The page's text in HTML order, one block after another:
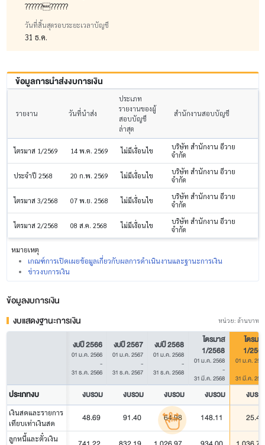
????????????
วันที่สิ้นสุดรอบระยะเวลาบัญชี
31 ธ.ค.
ข้อมูลการนำส่งงบการเงิน
รายงาน วันที่นำส่ง
ประเภท
รายงานของผู้
สอบบัญชี
ล่าสุด
สำนักงานสอบบัญชี
ไตรมาส 1/2569 14 พ.ค. 2569 ไม่มีเงื่อนไข
บริษัท สำนักงาน อีวาย
จำกัด
ประจำปี 2568 20 ก.พ. 2569 ไม่มีเงื่อนไข
บริษัท สำนักงาน อีวาย
จำกัด
ไตรมาส 3/2568 07 พ.ย. 2568 ไม่มีเงื่อนไข
บริษัท สำนักงาน อีวาย
จำกัด
ไตรมาส 2/2568 08 ส.ค. 2568 ไม่มีเงื่อนไข
บริษัท สำนักงาน อีวาย
จำกัด
หมายเหตุ
เกณฑ์การเปิดเผยข้อมูลเกี่ยวกับผลการดำเนินงานและฐานะการเงิน
ข่าวงบการเงิน
ข้อมูลงบการเงิน
งบแสดงฐานะการเงิน
หน่วย: ล้านบาท
งบปี 2566
01 ม.ค. 2566
-
31 ธ.ค. 2566
งบปี 2567
01 ม.ค. 2567
-
31 ธ.ค. 2567
งบปี 2568
01 ม.ค. 2568
-
31 ธ.ค. 2568
ไตรมาส
1/2568
01 ม.ค. 2568
-
31 มี.ค. 2568
ไตรมา
1/
01 ม.ค.
31 มี.ค.
ประเภทงบ งบรวม งบรวม งบรวม งบรวม งบรว
เงินสดและรายการ
เทียบเท่าเงินสด
48.69 91.40 64.98 148.11 25.47
ลูกหนี้และตั๋วเงิน